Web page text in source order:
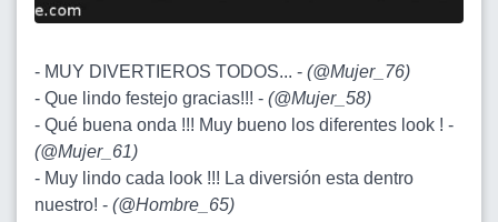
- MUY DIVERTIEROS TODOS... - (@Mujer_76)
- Que lindo festejo gracias!!! - (@Mujer_58)
- Qué buena onda !!! Muy bueno los diferentes look ! -
(@Mujer_61)
- Muy lindo cada look !!! La diversión esta dentro
nuestro! - (@Hombre_65)